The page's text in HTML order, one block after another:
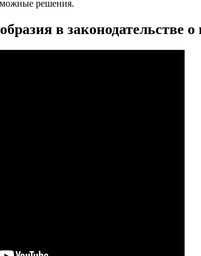
решения.
в законодательстве о